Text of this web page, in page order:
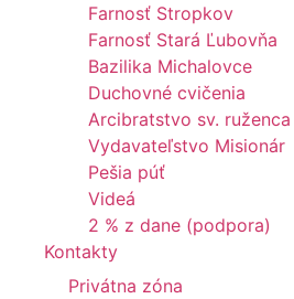
Farnosť Stropkov
Farnosť Stará Ľubovňa
Bazilika Michalovce
Duchovné cvičenia
Arcibratstvo sv. ruženca
Vydavateľstvo Misionár
Pešia púť
Videá
2 % z dane (podpora)
Kontakty
Privátna zóna